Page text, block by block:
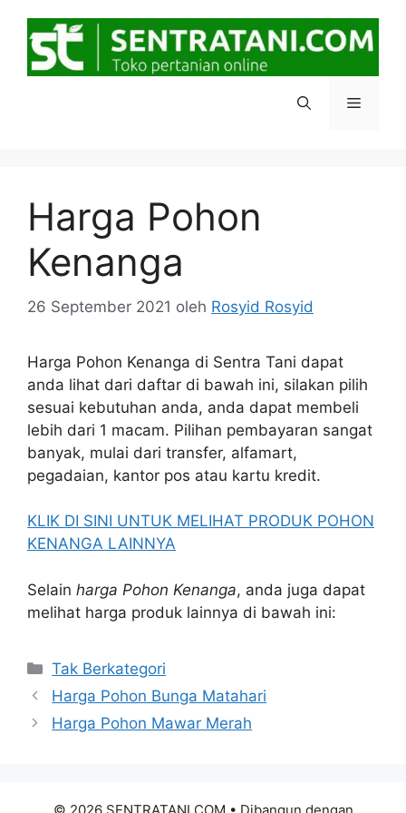
Menu
Harga Pohon
Kenanga
26 September 2021 oleh Rosyid Rosyid
Harga Pohon Kenanga di Sentra Tani dapat
anda lihat dari daftar di bawah ini, silakan pilih
sesuai kebutuhan anda, anda dapat membeli
lebih dari 1 macam. Pilihan pembayaran sangat
banyak, mulai dari transfer, alfamart,
pegadaian, kantor pos atau kartu kredit.
KLIK DI SINI UNTUK MELIHAT PRODUK POHON
KENANGA LAINNYA
Selain harga Pohon Kenanga, anda juga dapat
melihat harga produk lainnya di bawah ini:
Kategori
Tak Berkategori
Harga Pohon Bunga Matahari
Harga Pohon Mawar Merah